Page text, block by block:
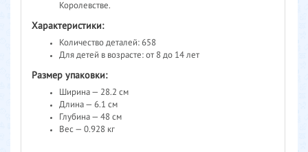
Королевстве.
Характеристики:
Количество деталей: 658
Для детей в возрасте: от 8 до 14 лет
Размер упаковки:
Ширина — 28.2 см
Длина — 6.1 см
Глубина — 48 см
Вес — 0.928 кг